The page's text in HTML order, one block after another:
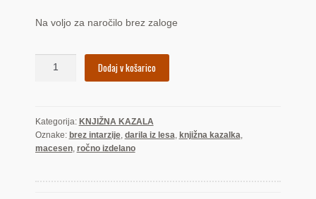
Na voljo za naročilo brez zaloge
količina
Dodaj v košarico
Kategorija: KNJIŽNA KAZALA
Oznake: brez intarzije, darila iz lesa, knjižna kazalka,
macesen, ročno izdelano